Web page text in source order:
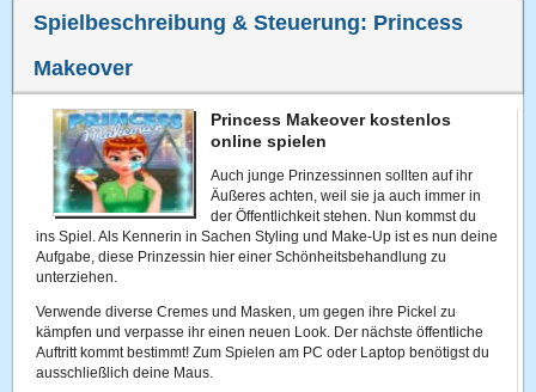
Spielbeschreibung & Steuerung: Princess
Makeover
Princess Makeover kostenlos
online spielen
Auch junge Prinzessinnen sollten auf ihr
Äußeres achten, weil sie ja auch immer in
der Öffentlichkeit stehen. Nun kommst du
ins Spiel. Als Kennerin in Sachen Styling und Make-Up ist es nun deine
Aufgabe, diese Prinzessin hier einer Schönheitsbehandlung zu
unterziehen.
Verwende diverse Cremes und Masken, um gegen ihre Pickel zu
kämpfen und verpasse ihr einen neuen Look. Der nächste öffentliche
Auftritt kommt bestimmt! Zum Spielen am PC oder Laptop benötigst du
ausschließlich deine Maus.